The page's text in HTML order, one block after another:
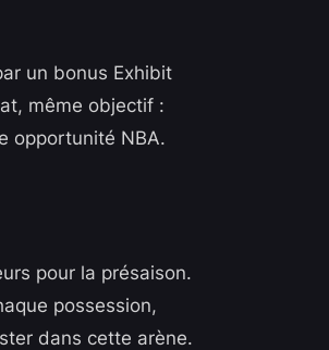
un bonus Exhibit
même objectif :
opportunité NBA.
pour la présaison.
possession,
dans cette arène.